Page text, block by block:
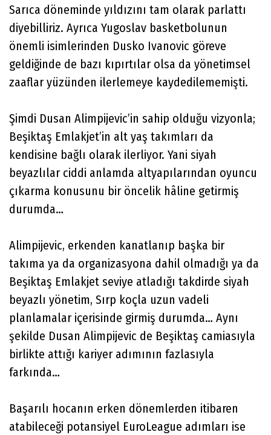
Sarıca döneminde yıldızını tam olarak parlattı
diyebilliriz. Ayrıca Yugoslav basketbolunun
önemli isimlerinden Dusko Ivanovic göreve
geldiğinde de bazı kıpırtılar olsa da yönetimsel
zaaflar yüzünden ilerlemeye kaydedilememişti.
Şimdi Dusan Alimpijevic’in sahip olduğu vizyonla;
Beşiktaş Emlakjet’in alt yaş takımları da
kendisine bağlı olarak ilerliyor. Yani siyah
beyazlılar ciddi anlamda altyapılarından oyuncu
çıkarma konusunu bir öncelik hâline getirmiş
durumda…
Alimpijevic, erkenden kanatlanıp başka bir
takıma ya da organizasyona dahil olmadığı ya da
Beşiktaş Emlakjet seviye atladığı takdirde siyah
beyazlı yönetim, Sırp koçla uzun vadeli
planlamalar içerisinde girmiş durumda… Aynı
şekilde Dusan Alimpijevic de Beşiktaş camiasıyla
birlikte attığı kariyer adımının fazlasıyla
farkında…
Başarılı hocanın erken dönemlerden itibaren
atabileceği potansiyel EuroLeague adımları ise